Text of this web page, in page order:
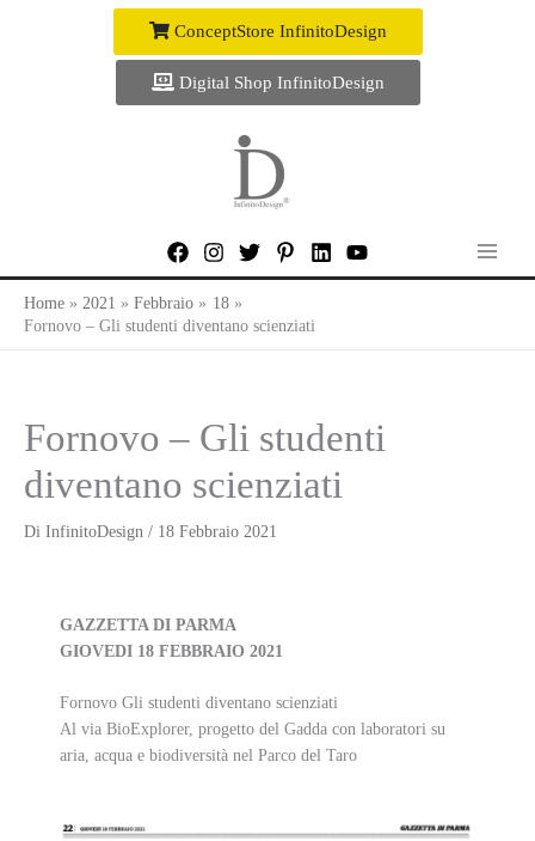
ConceptStore InfinitoDesign
Digital Shop InfinitoDesign
Home 2021 Febbraio
18
Fornovo – Gli studenti diventano scienziati
Fornovo – Gli studenti
diventano scienziati
Di InfinitoDesign / 18 Febbraio 2021
GAZZETTA DI PARMA
GIOVEDI 18 FEBBRAIO 2021
Fornovo Gli studenti diventano scienziati
Al via BioExplorer, progetto del Gadda con laboratori su
aria, acqua e biodiversità nel Parco del Taro